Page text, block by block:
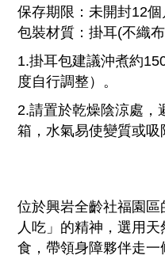
保存期限：未開封12個
包裝材質：掛耳(不織
1.掛耳包建議沖煮約
度自行調整）。
2.請置於乾燥陰涼處，
箱，水氣易使變質或吸
位於興岩全齡社福園
人吃」的精神，選用
食，帶領身障夥伴走一